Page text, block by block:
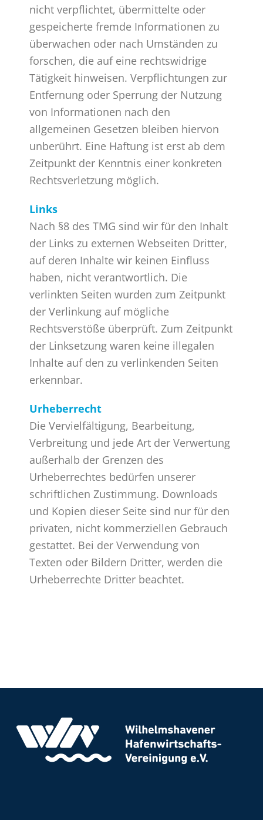
nicht verpflichtet, übermittelte oder
gespeicherte fremde Informationen zu
überwachen oder nach Umständen zu
forschen, die auf eine rechtswidrige
Tätigkeit hinweisen. Verpflichtungen zur
Entfernung oder Sperrung der Nutzung
von Informationen nach den
allgemeinen Gesetzen bleiben hiervon
unberührt. Eine Haftung ist erst ab dem
Zeitpunkt der Kenntnis einer konkreten
Rechtsverletzung möglich.
Links
Nach §8 des TMG sind wir für den Inhalt
der Links zu externen Webseiten Dritter,
auf deren Inhalte wir keinen Einfluss
haben, nicht verantwortlich. Die
verlinkten Seiten wurden zum Zeitpunkt
der Verlinkung auf mögliche
Rechtsverstöße überprüft. Zum Zeitpunkt
der Linksetzung waren keine illegalen
Inhalte auf den zu verlinkenden Seiten
erkennbar.
Urheberrecht
Die Vervielfältigung, Bearbeitung,
Verbreitung und jede Art der Verwertung
außerhalb der Grenzen des
Urheberrechtes bedürfen unserer
schriftlichen Zustimmung. Downloads
und Kopien dieser Seite sind nur für den
privaten, nicht kommerziellen Gebrauch
gestattet. Bei der Verwendung von
Texten oder Bildern Dritter, werden die
Urheberrechte Dritter beachtet.